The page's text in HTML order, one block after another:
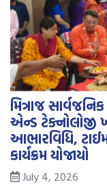
મિત્રાજ
એન્ડ ટેક્નોલોજી
આભારવિધિ,
કાર્યક્રમ યોજાયો
July 4, 2026